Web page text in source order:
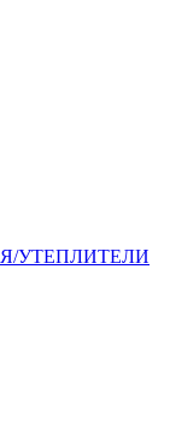
УТЕПЛИТЕЛИ